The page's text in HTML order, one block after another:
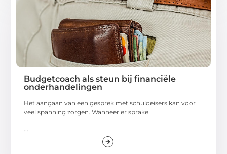
Budgetcoach als steun bij financiële
onderhandelingen
Het aangaan van een gesprek met schuldeisers kan voor
veel spanning zorgen. Wanneer er sprake